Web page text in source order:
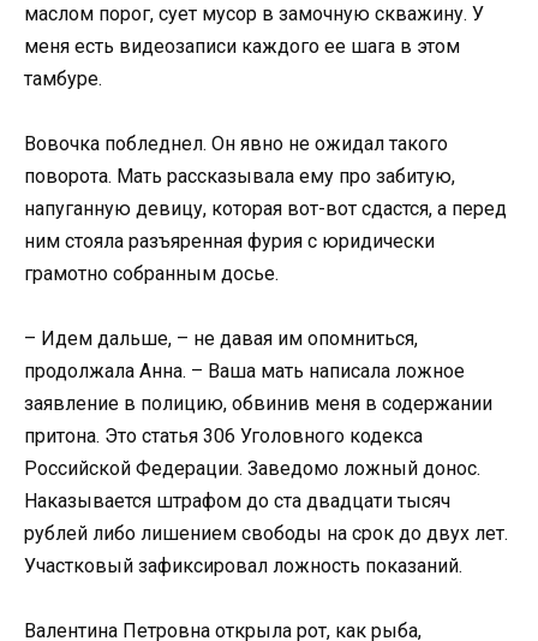
маслом порог, сует мусор в замочную скважину. У
меня есть видеозаписи каждого ее шага в этом
тамбуре.
Вовочка побледнел. Он явно не ожидал такого
поворота. Мать рассказывала ему про забитую,
напуганную девицу, которая вот-вот сдастся, а перед
ним стояла разъяренная фурия с юридически
грамотно собранным досье.
– Идем дальше, – не давая им опомниться,
продолжала Анна. – Ваша мать написала ложное
заявление в полицию, обвинив меня в содержании
притона. Это статья 306 Уголовного кодекса
Российской Федерации. Заведомо ложный донос.
Наказывается штрафом до ста двадцати тысяч
рублей либо лишением свободы на срок до двух лет.
Участковый зафиксировал ложность показаний.
Валентина Петровна открыла рот, как рыба,